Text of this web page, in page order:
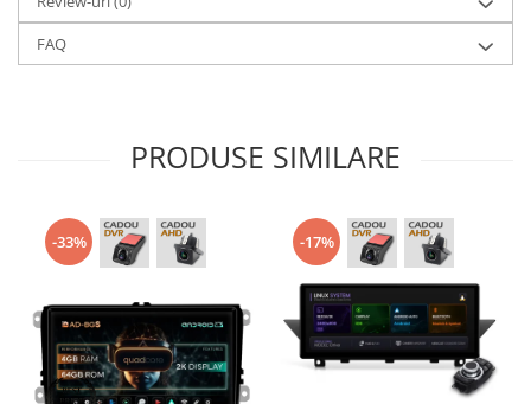
FAQ
PRODUSE SIMILARE
-33% -17%